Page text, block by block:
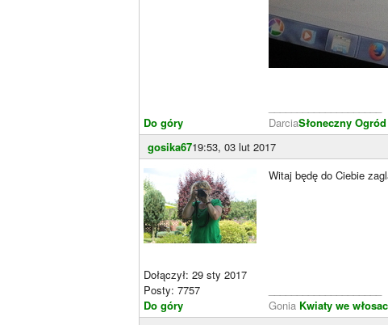
Do góry
DarciaSłoneczny Ogród
gosika6719:53, 03 lut 2017
Dołączył: 29 sty 2017
Posty: 7757
Do góry
Witaj będę do Ciebie
Gonia Kwiaty we